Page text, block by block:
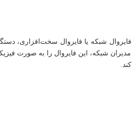
فایروال شبکه یا فایروال سخت‌افزاری،
مدیران شبکه، این فایروال را به صورت
کند.